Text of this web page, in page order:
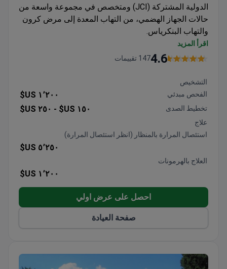
الدولية المشتركة (JCI) ومتخصص في مجموعة واسعة من
حالات الجهاز الهضمي، من التهاب المعدة إلى مرض كرون
والتهاب البنكرياس.
و900 إجراء للمرارة بالمنظار
وتنظير القولون، والموجات فوق الصوتية بالمنظار
نهج فريق متعدد التخصصات للحالات المعقدة مثل
التهاب البنكرياس المزمن
يتوفر مسرع خطي TrueBeam STx لتقييمات تشخيصية
دقيقة
اقرأ المزيد
4.6147 تقييمات
التشخيص
الفحص مبدئي
١٬٢٠٠ US$
تخطيط الصدى ١٥٠ US$ - ٢٥٠ US$
علاج
استئصال المرارة بالمنظار (انظر استئصال المرارة)
٥٬٢٥٠ US$
العلاج بالهرمونات
١٬٢٠٠ US$
احصل على عرض اولي
صفحة العيادة